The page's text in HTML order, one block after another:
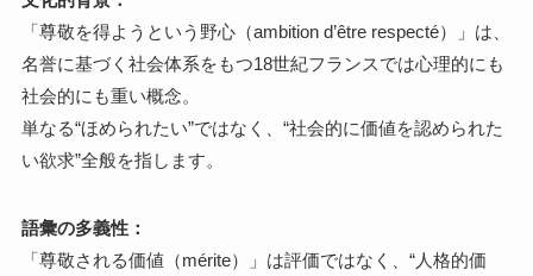
「尊敬を得ようという野心（ambition d’être respecté）」は、
名誉に基づく社会体系をもつ18世紀フランスでは心理的にも
社会的にも重い概念。
単なる“ほめられたい”ではなく、“社会的に価値を認められた
い欲求”全般を指します。
語彙の多義性：
「尊敬される価値（mérite）」は評価ではなく、“人格的価